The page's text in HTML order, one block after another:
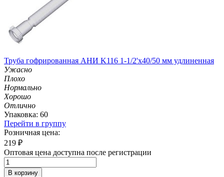
Труба гофрированная АНИ K116 1-1/2'х40/50 мм удлиненная
Ужасно
Плохо
Нормально
Хорошо
Отлично
Упаковка: 60
Перейти в группу
Розничная цена:
219 ₽
Оптовая цена доступна после регистрации
В корзину